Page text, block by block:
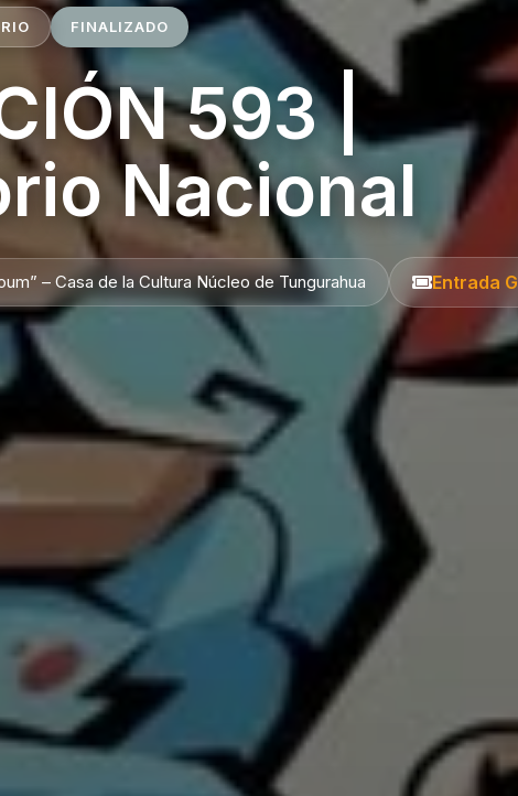
FINALIZADO
593 |
Nacional
– Casa de la Cultura Núcleo de Tungurahua Entrada